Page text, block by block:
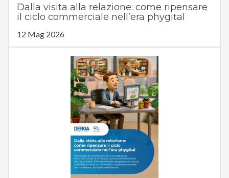
Dalla visita alla relazione: come ripensare
il ciclo commerciale nell’era phygital
12 Mag 2026